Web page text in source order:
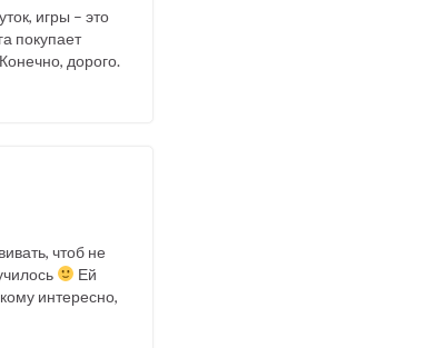
игры – это
покупает
дорого.
чтоб не
Ей
интересно,